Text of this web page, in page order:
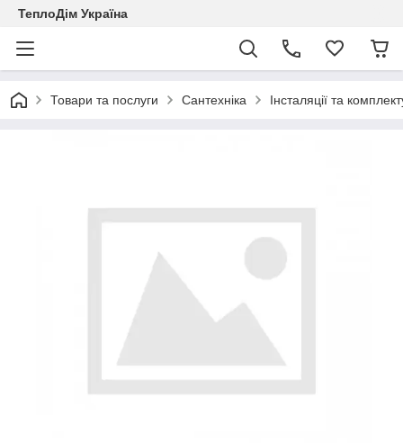
ТеплоДім Україна
Товари та послуги Сантехніка Інсталяції та